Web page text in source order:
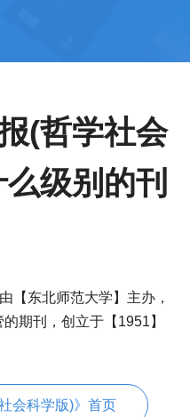
(哲学社会
级别的刊
【东北师范大学】主办，
期刊，创立于【1951】
会科学版)》首页